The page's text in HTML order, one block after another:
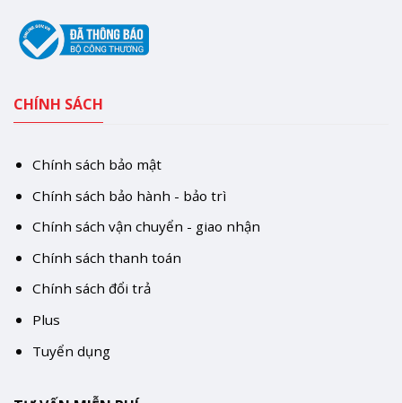
CHÍNH SÁCH
Chính sách bảo mật
Chính sách bảo hành - bảo trì
Chính sách vận chuyển - giao nhận
Chính sách thanh toán
Chính sách đổi trả
Plus
Tuyển dụng